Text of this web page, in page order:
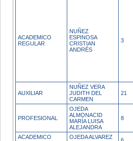
ACADEMICO
REGULAR
NUÑEZ
ESPINOSA
CRISTIAN
ANDRÉS
3
AUXILIAR
NUÑEZ VERA
JUDITH DEL
CARMEN
21
PROFESIONAL
OJEDA
ALMONACID
MARÍA LUISA
ALEJANDRA
8
ACADEMICO
OJEDA ALVAREZ